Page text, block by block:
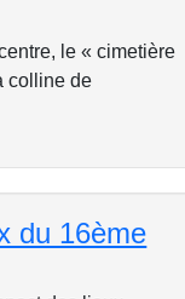
le « cimetière
colline de
du 16ème